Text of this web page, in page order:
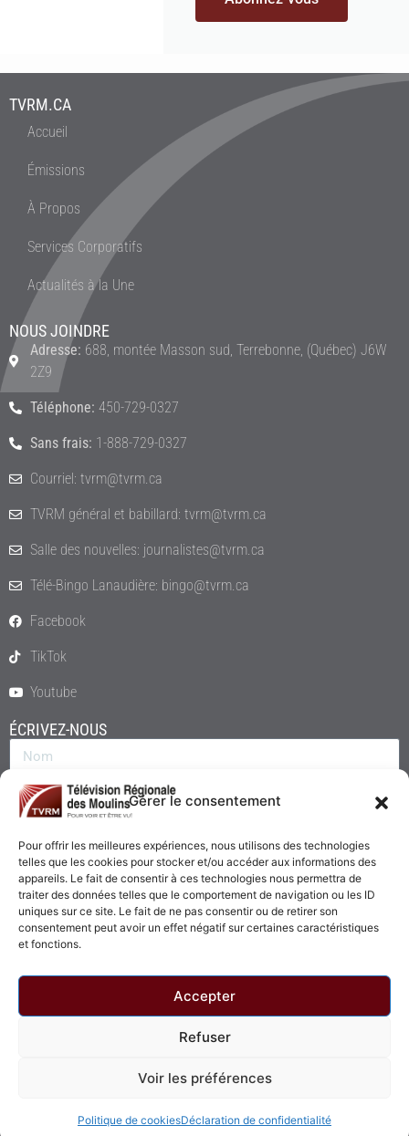
Gérer le consentement
Pour offrir les meilleures expériences, nous utilisons des technologies
telles que les cookies pour stocker et/ou accéder aux informations des
appareils. Le fait de consentir à ces technologies nous permettra de
traiter des données telles que le comportement de navigation ou les ID
uniques sur ce site. Le fait de ne pas consentir ou de retirer son
consentement peut avoir un effet négatif sur certaines caractéristiques
et fonctions.
Accepter
Refuser
Voir les préférences
Politique de cookiesDéclaration de confidentialité
TVRM.CA
Accueil
Émissions
À Propos
Services Corporatifs
Actualités à la Une
NOUS JOINDRE
Adresse: 688, montée Masson sud, Terrebonne, (Québec) J6W
2Z9
Téléphone: 450-729-0327
Sans frais: 1-888-729-0327
Courriel: tvrm@tvrm.ca
TVRM général et babillard: tvrm@tvrm.ca
Salle des nouvelles: journalistes@tvrm.ca
Télé-Bingo Lanaudière: bingo@tvrm.ca
Facebook
TikTok
Youtube
ÉCRIVEZ-NOUS
© 2026 - Télévision Régionale des Moulins. Tous droits réservés.